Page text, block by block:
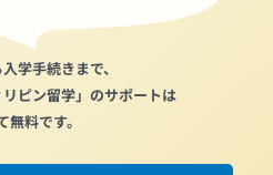
学手続きまで、
リピン留学」のサポートは
無料です。